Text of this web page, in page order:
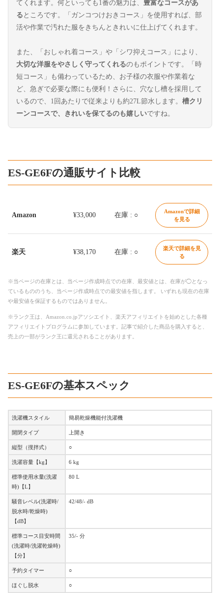
てくれます。何といっても1番の魅力は、 豊富なコースがあ
る ところです。「ガンコつけおきコース」を使用すれば、部
活や作業で汚れた服をきちんときれいに仕上げてくれます。
また、「おしゃれ着コース」や「シワ抑えコース」により、
大切な洋服をやさしく守ってくれるのもポイントです。「時
短コース」も備わっているため、お子様の衣服や作業着な
ど、急ぎで必要な際にも便利！さらに、穴なし槽を採用して
いるので、1回あたりで従来よりも約27L節水します。 槽クリ
ーンコースで、きれいを保てるのも嬉しいですね。
ES-GE6Fの通販サイト比較
Amazon ¥33,000 在庫 : ○
Amazonで詳細
を見る
楽天 ¥38,170 在庫 : ○
楽天で詳細を見
る
※当ページの在庫とは、当ページ作成時点での在庫、最安値とは、在庫が◯となっ
ているもののうち、当ページ作成時点での最安値を指します。 いずれも現在の在庫
や最安値を保証するものではありません。
※ランク王は、Amazon.co.jpアソシエイト、楽天アフィリエイトを始めとした各種
アフィリエイトプログラムに参加しています。記事で紹介した商品を購入すると、
売上の一部がランク王に還元されることがあります。
ES-GE6Fの基本スペック
洗濯機スタイル 簡易乾燥機能付洗濯機
開閉タイプ 上開き
縦型（撹拌式） ○
洗濯容量【kg】 6 kg
標準使用水量(洗濯
時)【L】
80 L
騒音レベル(洗濯時/
脱水時/乾燥時)
【dB】
42/48/- dB
標準コース目安時間
(洗濯時/洗濯乾燥時)
【分】
35/- 分
予約タイマー ○
ほぐし脱水 ○